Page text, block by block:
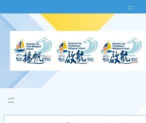
:::
:::